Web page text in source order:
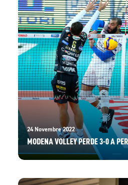
24 Novembre 2022
MODENA VOLLEY PERDE 3-0 A